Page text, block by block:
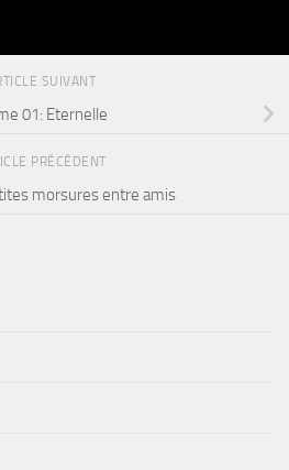
SUIVANT
01: Eternelle
PRÉCÉDENT
morsures entre amis